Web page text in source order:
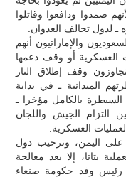
صمدوا ودافعوا وقاتلوا
ـ لدول تحالف العدوان.
والإماراتيون أنهم
العسكرية أو وقف دعمها
وقف إطلاق النار
الميدانية ـ في بداية
بالكامل مؤخرا ـ
التزام الجيش واللجان
العسكرية.
اليمن، وترحيب دول
بتاتا، إلا بعد معالجة
رئيس وفد حكومة صنعاء